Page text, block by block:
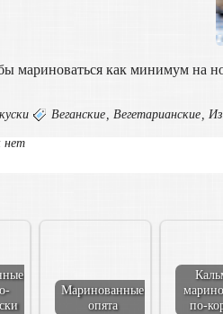
мариноваться как минимум на
Веганские,Вегетарианские,
нет
Маринованные
опята
по-